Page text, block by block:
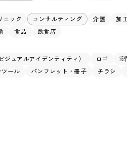
ニック コンサルティング 介護 加
食品 飲食店
ジュアルアイデンティティ） ロゴ 空
ール パンフレット・冊子 チラシ